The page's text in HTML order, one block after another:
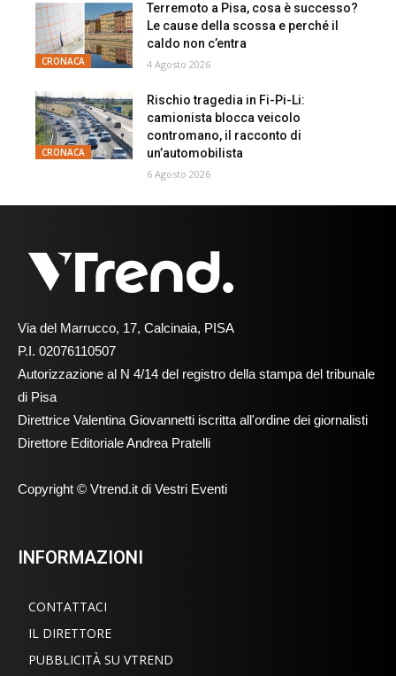
CRONACA
Terremoto a Pisa, cosa è successo?
Le cause della scossa e perché il
caldo non c’entra
4 Agosto 2026
CRONACA
Rischio tragedia in Fi-Pi-Li:
camionista blocca veicolo
contromano, il racconto di
un’automobilista
6 Agosto 2026
Via del Marrucco, 17, Calcinaia, PISA
P.I. 02076110507
Autorizzazione al N 4/14 del registro della stampa del tribunale
di Pisa
Direttrice Valentina Giovannetti iscritta all'ordine dei giornalisti
Direttore Editoriale Andrea Pratelli
Copyright © Vtrend.it di Vestri Eventi
INFORMAZIONI
CONTATTACI
IL DIRETTORE
PUBBLICITÀ SU VTREND